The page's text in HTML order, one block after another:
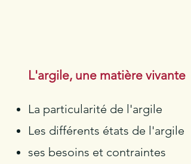
L'argile, une matière vivante
La particularité de l'argile
Les différents états de l'argile
ses besoins et contraintes